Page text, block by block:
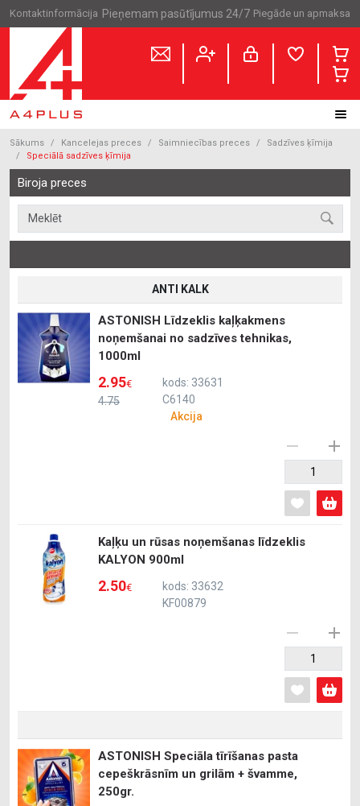
Kontaktinformācija Pieņemam pasūtījumus 24/7 Piegāde un apmaksa
Sākums Kancelejas preces Saimniecības preces
Sadzīves ķīmija
Speciālā sadzīves ķīmija
Biroja preces
ANTI KALK
ASTONISH Līdzeklis kaļķakmens
noņemšanai no sadzīves tehnikas,
1000ml
4.75
2.95€
kods: 33631
C6140
Akcija
Kaļķu un rūsas noņemšanas līdzeklis
KALYON 900ml
2.50€
kods: 33632
KF00879
ASTONISH Speciāla tīrīšanas pasta
cepeškrāsnīm un grilām + švamme,
250gr.